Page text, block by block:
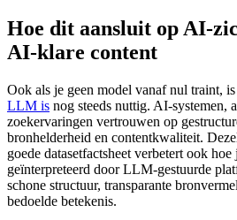
Hoe dit aansluit op AI-
AI-klare content
Ook als je geen model vanaf nul traint,
LLM is nog steeds nuttig. AI-systemen,
zoekervaringen vertrouwen op
bronhelderheid en contentkwaliteit.
goede datasetfactsheet verbetert ook
geïnterpreteerd door LLM-gestuurde
schone structuur, transparante
bedoelde betekenis.